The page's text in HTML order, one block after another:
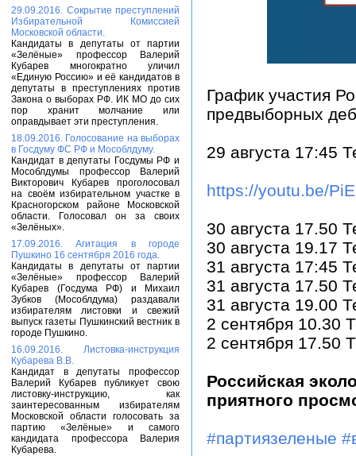
29.09.2016. Сокрытие преступлений
Избирательной Комиссией
Московской области.
Кандидаты в депутаты от партии
«Зелёные» профессор Валерий
Кубарев многократно уличил
«Единую Россию» и её кандидатов в
депутаты в преступлениях против
Закона о выборах РФ. ИК МО до сих
пор хранит молчание или
оправдывает эти преступления.
18.09.2016. Голосование на выборах
в Госдуму ФС РФ и Мособлдуму.
Кандидат в депутаты Госдумы РФ и
Мособлдумы профессор Валерий
Викторович Кубарев проголосовал
на своём избирательном участке в
Красногорском районе Московской
области. Голосовал он за своих
«Зелёных».
17.09.2016. Агитация в городе
Пушкино 16 сентября 2016 года.
Кандидаты в депутаты от партии
«Зелёные» профессор Валерий
Кубарев (Госдума РФ) и Михаил
Зубков (Мособлдума) раздавали
избирателям листовки и свежий
выпуск газеты Пушкинский вестник в
городе Пушкино.
16.09.2016. Листовка-инструкция
Кубарева В.В.
Кандидат в депутаты профессор
Валерий Кубарев публикует свою
листовку-инструкцию, как
заинтересованным избирателям
Московской области голосовать за
партию «Зелёные» и самого
кандидата профессора Валерия
Кубарева.
График участия
предвыборных
29 августа 17:45
https://youtu.be/
30 августа 17.50
30 августа 19.17
31 августа 17:45
31 августа 17.50
31 августа 19.00
2 сентября 10.30
2 сентября 17.50
Российская
приятного
#партиязеленые